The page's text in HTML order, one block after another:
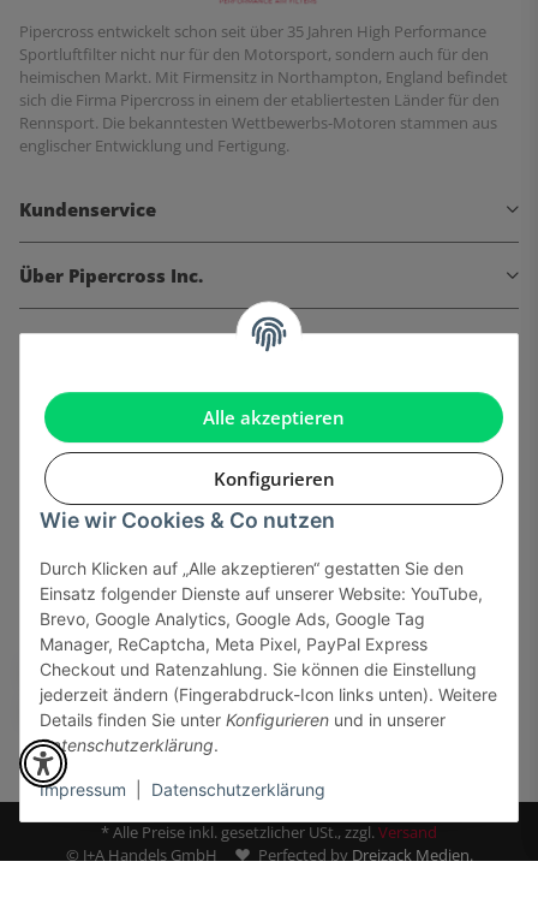
Alle akzeptieren
Konfigurieren
Wie wir Cookies & Co nutzen
Durch Klicken auf „Alle akzeptieren“ gestatten Sie den
Einsatz folgender Dienste auf unserer Website: YouTube,
Brevo, Google Analytics, Google Ads, Google Tag
Manager, ReCaptcha, Meta Pixel, PayPal Express
Checkout und Ratenzahlung. Sie können die Einstellung
jederzeit ändern (Fingerabdruck-Icon links unten). Weitere
Details finden Sie unter Konfigurieren und in unserer
Datenschutzerklärung.
Impressum Datenschutzerklärung
Pipercross entwickelt schon seit über 35 Jahren High Performance
Sportluftfilter nicht nur für den Motorsport, sondern auch für den
heimischen Markt. Mit Firmensitz in Northampton, England befindet
sich die Firma Pipercross in einem der etabliertesten Länder für den
Rennsport. Die bekanntesten Wettbewerbs-Motoren stammen aus
englischer Entwicklung und Fertigung.
Kundenservice
Über Pipercross Inc.
Informationen
Gesetzliche Informationen
Sicher bezahlen via:
* Alle Preise inkl. gesetzlicher USt., zzgl.Versand
© J+A Handels GmbH
Perfected by Dreizack Medien.